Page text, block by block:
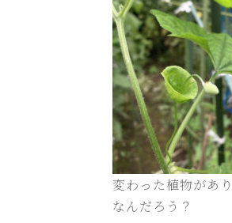
変わった植物があり
なんだろう？